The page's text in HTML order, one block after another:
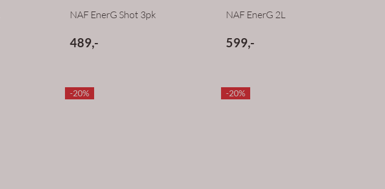
NAF EnerG Shot 3pk
489,-
NAF EnerG 2L
599,-
-20% -20%